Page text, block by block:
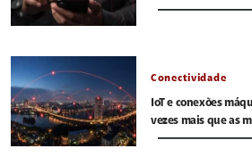
Conectividade
IoT e conexões
vezes mais que as